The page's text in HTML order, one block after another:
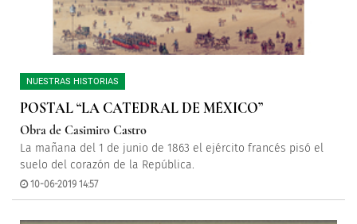
NUESTRAS HISTORIAS
POSTAL “LA CATEDRAL DE MÉXICO”
Obra de Casimiro Castro
La mañana del 1 de junio de 1863 el ejército francés pisó el
suelo del corazón de la República.
10-06-2019 14:57